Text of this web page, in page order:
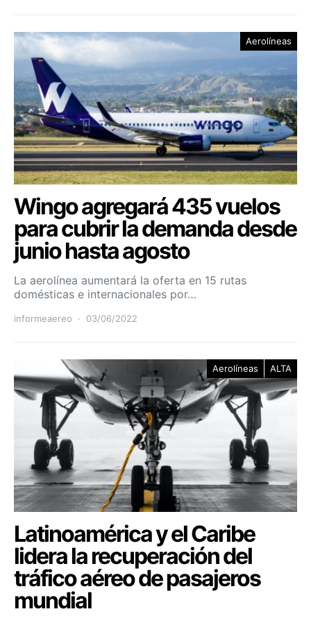
Aerolíneas
Wingo agregará 435 vuelos
para cubrir la demanda desde
junio hasta agosto
La aerolínea aumentará la oferta en 15 rutas
domésticas e internacionales por…
informeaereo 03/06/2022
Aerolíneas ALTA
Latinoamérica y el Caribe
lidera la recuperación del
tráfico aéreo de pasajeros
mundial